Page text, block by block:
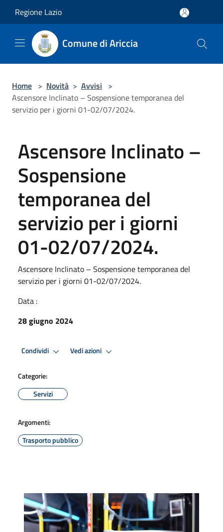
Regione Lazio
Comune di Ariccia
Home > Novità > Avvisi >
Ascensore Inclinato – Sospensione temporanea del
servizio per i giorni 01-02/07/2024.
Ascensore Inclinato –
Sospensione
temporanea del
servizio per i giorni
01-02/07/2024.
Ascensore Inclinato – Sospensione temporanea del
servizio per i giorni 01-02/07/2024.
Data :
28 giugno 2024
Condividi Vedi azioni
Categorie:
Servizi
Argomenti:
Trasporto pubblico